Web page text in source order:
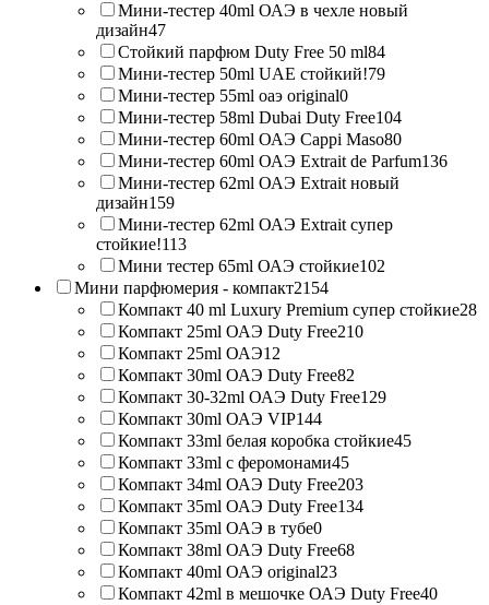
Мини-тестер 40ml ОАЭ в чехле новый
дизайн47
Стойкий парфюм Duty Free 50 ml84
Мини-тестер 50ml UAE стойкий!79
Мини-тестер 55ml оаэ original0
Мини-тестер 58ml Dubai Duty Free104
Мини-тестер 60ml ОАЭ Cappi Maso80
Мини-тестер 60ml ОАЭ Extrait de Parfum136
Мини-тестер 62ml ОАЭ Extrait новый
дизайн159
Мини-тестер 62ml ОАЭ Extrait супер
стойкие!113
Мини тестер 65ml ОАЭ стойкие102
Мини парфюмерия - компакт2154
Компакт 40 ml Luxury Premium супер стойкие28
Компакт 25ml ОАЭ Duty Free210
Компакт 25ml ОАЭ12
Компакт 30ml ОАЭ Duty Free82
Компакт 30-32ml ОАЭ Duty Free129
Компакт 30ml ОАЭ VIP144
Компакт 33ml белая коробка стойкие45
Компакт 33ml с феромонами45
Компакт 34ml ОАЭ Duty Free203
Компакт 35ml ОАЭ Duty Free134
Компакт 35ml ОАЭ в тубе0
Компакт 38ml ОАЭ Duty Free68
Компакт 40ml ОАЭ original23
Компакт 42ml в мешочке ОАЭ Duty Free40